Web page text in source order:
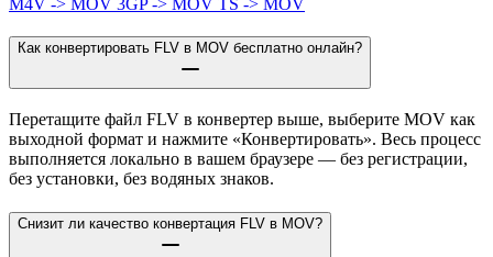
Как конвертировать FLV в MOV бесплатно онлайн?
Перетащите файл FLV в конвертер выше, выберите MOV как
выходной формат и нажмите «Конвертировать». Весь процесс
выполняется локально в вашем браузере — без регистрации,
без установки, без водяных знаков.
Снизит ли качество конвертация FLV в MOV?